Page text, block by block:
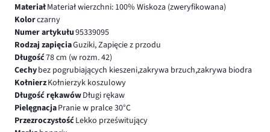
MateriałMateriał wierzchni: 100% Wiskoza (zweryfikowana)
Kolorczarny
Numer artykułu95339095
Rodzaj zapięciaGuziki, Zapięcie z przodu
Długość78 cm (w rozm. 42)
Cechybez pogrubiających kieszeni,zakrywa brzuch,zakrywa biodra
KołnierzKołnierzyk koszulowy
Długość rękawówDługi rękaw
PielęgnacjaPranie w pralce 30°C
PrzezroczystośćLekko prześwitujący